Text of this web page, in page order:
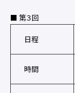
■ 第３回
日程
時間